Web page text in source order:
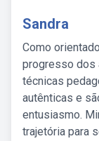
Sandra
Como
progresso dos
técnicas
autênticas e
entusiasmo.
trajetória para